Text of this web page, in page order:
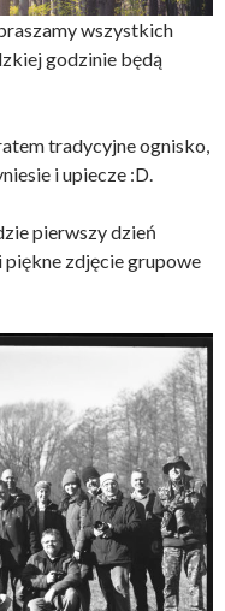
wszystkich
godzinie będą
tradycyjne ognisko,
i upiecze :D.
pierwszy dzień
piękne zdjęcie grupowe